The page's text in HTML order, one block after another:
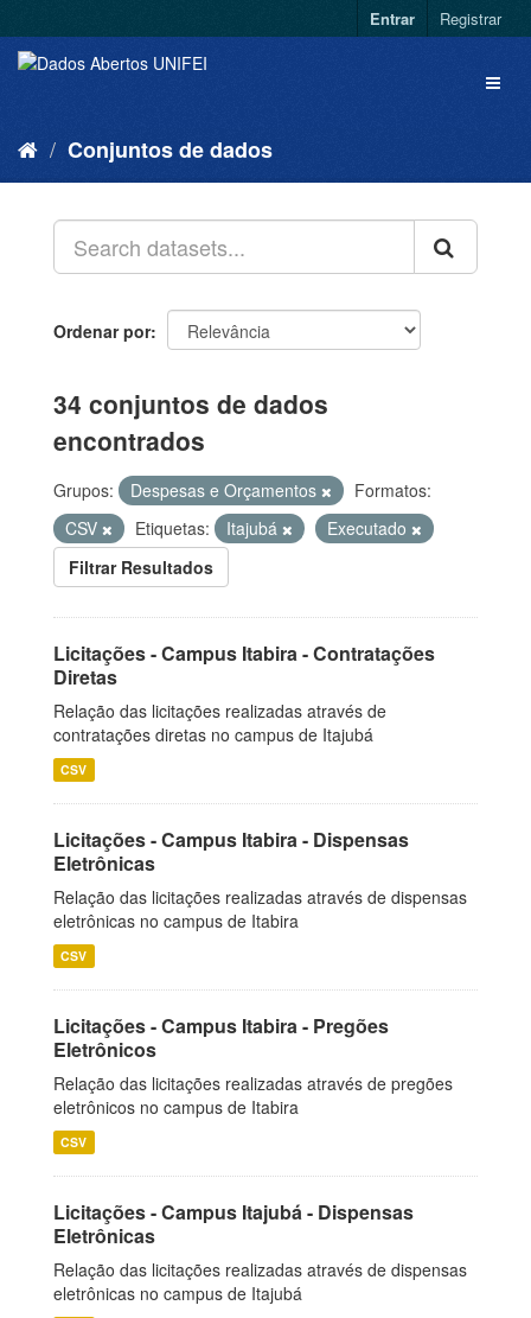
Entrar Registrar
Conjuntos de dados
Ordenar por
34 conjuntos de dados
encontrados
Grupos: Despesas e Orçamentos
Formatos:
CSV
Etiquetas: Itajubá
Executado
Filtrar Resultados
Licitações - Campus Itabira - Contratações
Diretas
Relação das licitações realizadas através de
contratações diretas no campus de Itajubá
CSV
Licitações - Campus Itabira - Dispensas
Eletrônicas
Relação das licitações realizadas através de dispensas
eletrônicas no campus de Itabira
CSV
Licitações - Campus Itabira - Pregões
Eletrônicos
Relação das licitações realizadas através de pregões
eletrônicos no campus de Itabira
CSV
Licitações - Campus Itajubá - Dispensas
Eletrônicas
Relação das licitações realizadas através de dispensas
eletrônicas no campus de Itajubá